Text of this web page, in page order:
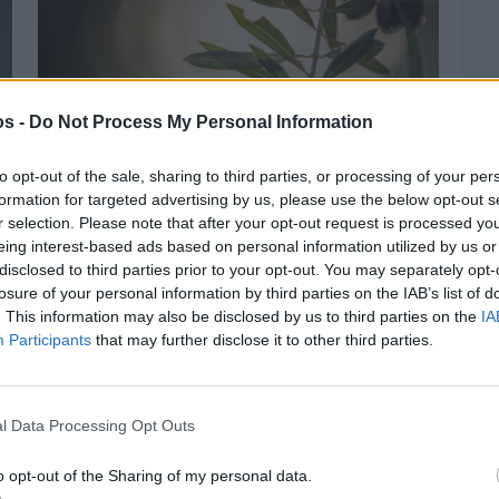
- Do Not Process My Personal Information
opt-out of the sale, sharing to third parties, or processing of your
for targeted advertising by us, please use the below opt-out
selection. Please note that after your opt-out request is processed
interest-based ads based on personal information utilized by us
to third parties prior to your opt-out. You may separately
of your personal information by third parties on the IAB’s list of
This information may also be disclosed by us to third parties on the
Participants that may further disclose it to other third parties.
Data Processing Opt Outs
opt-out of the Sharing of my personal data.
Πριν 4 ημέρες
Ελαιοκομικό Μητρώο: Ξεκινά η
προετοιμασία των ελαιοπαραγωγών στη
Χίο